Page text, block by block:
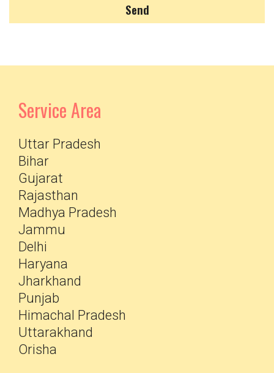
Send
Service Area
Uttar Pradesh
Bihar
Gujarat
Rajasthan
Madhya Pradesh
Jammu
Delhi
Haryana
Jharkhand
Punjab
Himachal Pradesh
Uttarakhand
Orisha